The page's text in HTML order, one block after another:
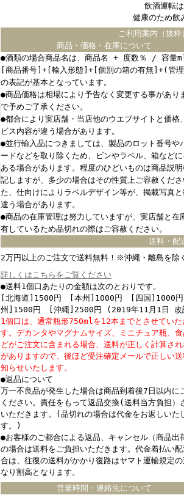
飲酒運転
健康のため飲
ご利用案内（抜粋
商品・価格・在庫について
●酒類の場合商品名は、商品名 + 度数％ / 容量
[商品番号]+[輸入形態]+[個別の箱の有無]+(管
の表記が基本となっています。
●商品価格は相場により予告なく変更する事があり
で予めご了承ください。
●都合により実店舗・当店他のウエブサイトと価格
ビス内容が違う場合があります。
●並行輸入品につきましては、製品のロット番号や
ードなどを取り除くため、ビンやラベル、箱など
ある場合があります。程度のひどいものは商品説明
記しますが、多少の場合はその性質上ご容赦くださ
た、仕向けによりラベルデザイン等が、掲載写真
違う場合があります。
●商品の在庫管理は努力していますが、実店舗と在
有しているため品切れの際はご容赦ください。
送料・配
2万円以上のご注文で送料無料！※沖縄・離島を除
詳しくはこちらをご覧ください
●送料1個口あたりの金額は次のとおりです。
[北海道]1500円 [本州]1000円 [四国]1000
州]1500円 [沖縄]2500円 (2019年11月1日 改
1個口は、通常瓶形750mlを12本までとさせていた
す。デカンタやマグナムサイズ、ミニチュア瓶、
どがご注文に含まれる場合、送料が正しく計算さ
がありますので、後ほど受注確定メールで正しい
知らせいたします。
●返品について
万一不良品が発生した場合は商品到着後7日以内に
ください。責任をもって返品交換(送料当方負担）
いただきます。(品切れの場合は代金をお返しいた
す。)
●お客様のご都合による返品、キャンセル（商品出
の場合は送料をご負担いただきます。代金着払い
合は、往復の送料がかかり復路はヤマト運輸規定の
なり割高となります。
営業時間・連絡先について